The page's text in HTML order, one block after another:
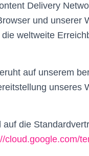
Delivery
und unserer
weltweite
auf unserem
unseres
die
cloud.google.com/